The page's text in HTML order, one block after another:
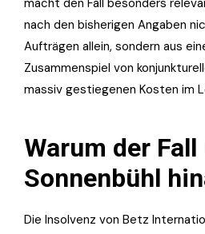
nach den bisherigen Angaben
Aufträgen allein, sondern aus
Zusammenspiel von
massiv gestiegenen Kosten im
Warum der Fall
Sonnenbühl
Die Insolvenz von Betz